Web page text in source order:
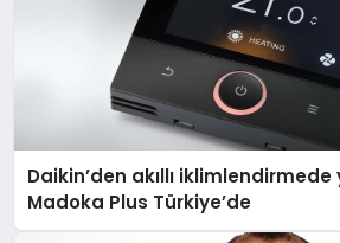
Daikin’den akıllı
Madoka Plus Türkiye’de